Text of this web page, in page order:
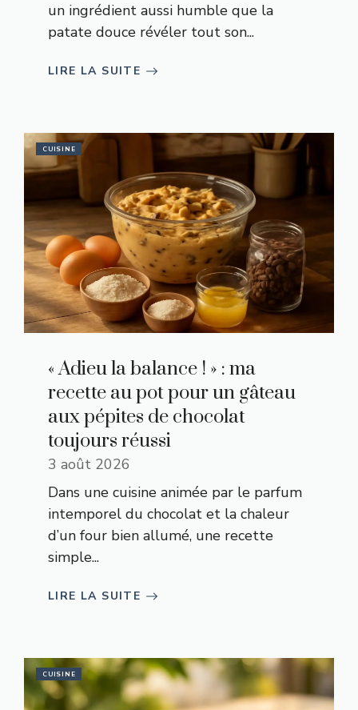
un ingrédient aussi humble que la
patate douce révéler tout son...
LIRE LA SUITE
CUISINE
« Adieu la balance ! » : ma
recette au pot pour un gâteau
aux pépites de chocolat
toujours réussi
3 août 2026
Dans une cuisine animée par le parfum
intemporel du chocolat et la chaleur
d’un four bien allumé, une recette
simple...
LIRE LA SUITE
CUISINE